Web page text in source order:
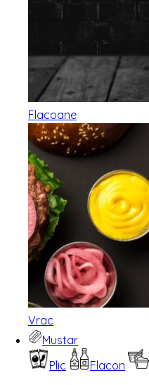
Flacoane
Vrac
Mustar
Plic
Flacon